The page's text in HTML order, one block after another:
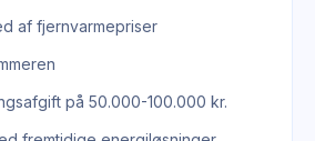
af fjernvarmepriser
på 50.000-100.000 kr.